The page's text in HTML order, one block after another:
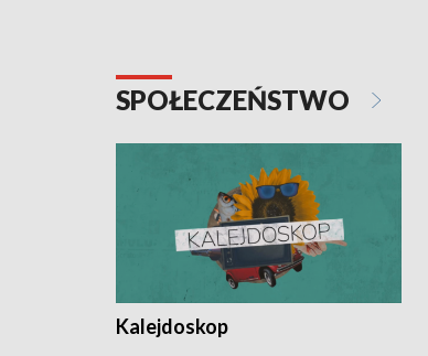
SPOŁECZEŃSTWO
Kalejdoskop